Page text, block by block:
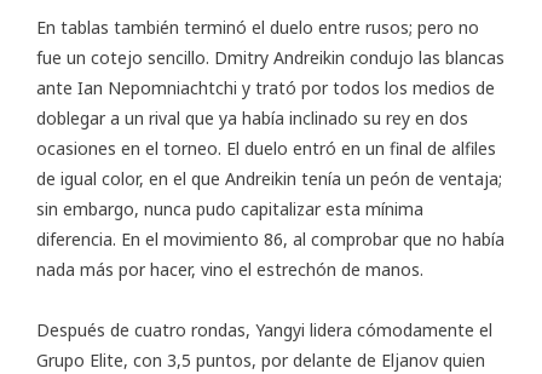
En tablas también terminó el duelo entre rusos; pero no
fue un cotejo sencillo. Dmitry Andreikin condujo las blancas
ante Ian Nepomniachtchi y trató por todos los medios de
doblegar a un rival que ya había inclinado su rey en dos
ocasiones en el torneo. El duelo entró en un final de alfiles
de igual color, en el que Andreikin tenía un peón de ventaja;
sin embargo, nunca pudo capitalizar esta mínima
diferencia. En el movimiento 86, al comprobar que no había
nada más por hacer, vino el estrechón de manos.
Después de cuatro rondas, Yangyi lidera cómodamente el
Grupo Elite, con 3,5 puntos, por delante de Eljanov quien